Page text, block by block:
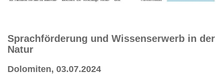
Sprachförderung und Wissenserwerb in der
Natur
Dolomiten, 03.07.2024